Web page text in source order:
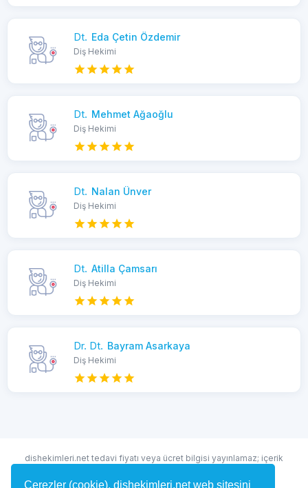
Çerezler (cookie), dishekimleri.net web sitesini
Dt. Eda Çetin Özdemir
Diş Hekimi
Dt. Mehmet Ağaoğlu
Diş Hekimi
Dt. Nalan Ünver
Diş Hekimi
Dt. Atilla Çamsarı
Diş Hekimi
Dr. Dt. Bayram Asarkaya
Diş Hekimi
dishekimleri.net tedavi fiyatı veya ücret bilgisi yayınlamaz; içerik